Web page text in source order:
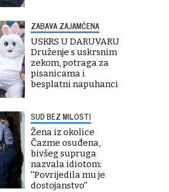
ZABAVA ZAJAMČENA
USKRS U DARUVARU
Druženje s uskrsnim
zekom, potraga za
pisanicama i
besplatni napuhanci
SUD BEZ MILOSTI
Žena iz okolice
Čazme osuđena,
bivšeg supruga
nazvala idiotom:
''Povrijedila mu je
dostojanstvo''